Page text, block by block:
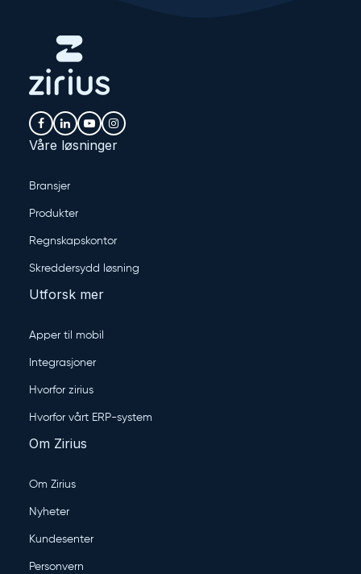
Våre løsninger
Bransjer
Produkter
Regnskapskontor
Skreddersydd løsning
Utforsk mer
Apper til mobil
Integrasjoner
Hvorfor zirius
Hvorfor vårt ERP-system
Om Zirius
Om Zirius
Nyheter
Kundesenter
Personvern